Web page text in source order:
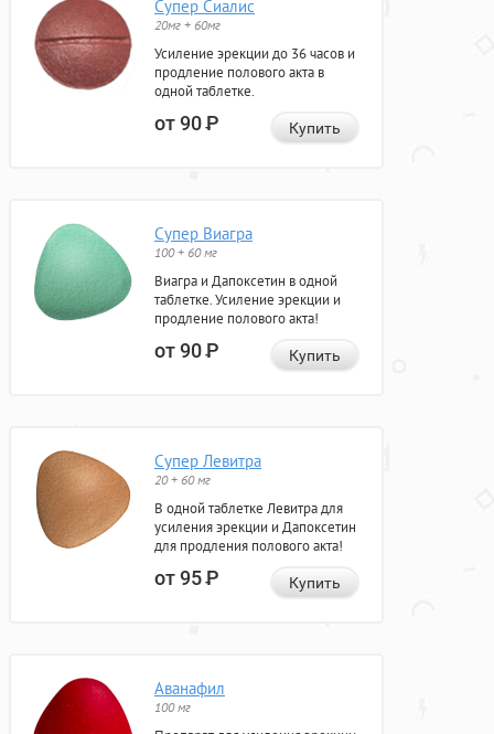
Супер Сиалис
20мг + 60мг
Усиление эрекции до 36 часов и
продление полового акта в
одной таблетке.
от 90Р Купить
Супер Виагра
100 + 60 мг
Виагра и Дапоксетин в одной
таблетке. Усиление эрекции и
продление полового акта!
от 90Р Купить
Супер Левитра
20 + 60 мг
В одной таблетке Левитра для
усиления эрекции и Дапоксетин
для продления полового акта!
от 95Р Купить
Аванафил
100 мг